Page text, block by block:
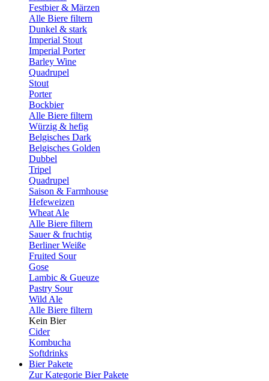
Festbier & Märzen
Alle Biere filtern
Dunkel & stark
Imperial Stout
Imperial Porter
Barley Wine
Quadrupel
Stout
Porter
Bockbier
Alle Biere filtern
Würzig & hefig
Belgisches Dark
Belgisches Golden
Dubbel
Tripel
Quadrupel
Saison & Farmhouse
Hefeweizen
Wheat Ale
Alle Biere filtern
Sauer & fruchtig
Berliner Weiße
Fruited Sour
Gose
Lambic & Gueuze
Pastry Sour
Wild Ale
Alle Biere filtern
Kein Bier
Cider
Kombucha
Softdrinks
Bier Pakete
Zur Kategorie Bier Pakete